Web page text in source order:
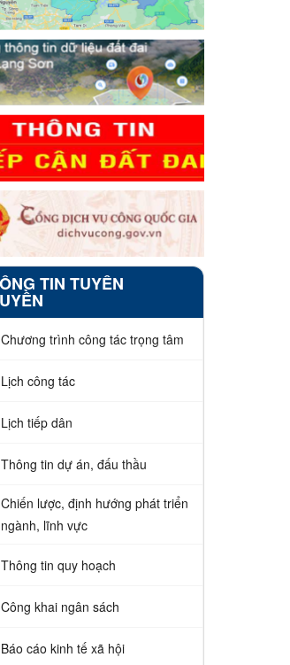
TIN TUYÊN
Chương trình công tác trọng tâm
Lịch công tác
Lịch tiếp dân
Thông tin dự án, đấu thầu
Chiến lược, định hướng phát triển
ngành, lĩnh vực
Thông tin quy hoạch
Công khai ngân sách
Báo cáo kinh tế xã hội